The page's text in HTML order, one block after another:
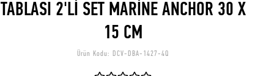
TABLASI 2'Lİ SET MARİNE ANCHOR 30 X
15 CM
Ürün Kodu: DCV-DBA-1427-4Q